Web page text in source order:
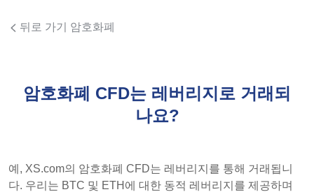
뒤로 가기 암호화폐
암호화폐 CFD는 레버리지로 거래되
나요?
예, XS.com의 암호화폐 CFD는 레버리지를 통해 거래됩니
다. 우리는 BTC 및 ETH에 대한 동적 레버리지를 제공하며